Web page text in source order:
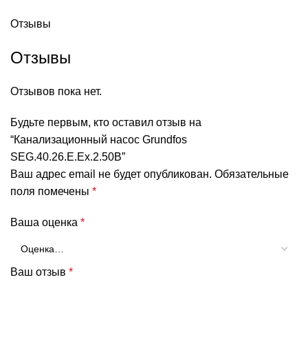
Отзывы
Отзывы
Отзывов пока нет.
Будьте первым, кто оставил отзыв на
“Канализационный насос Grundfos
SEG.40.26.E.Ex.2.50B”
Ваш адрес email не будет опубликован. Обязательные
поля помечены *
Ваша оценка *
Ваш отзыв *